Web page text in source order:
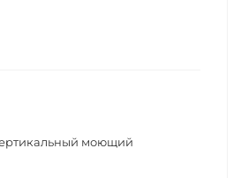
моющий